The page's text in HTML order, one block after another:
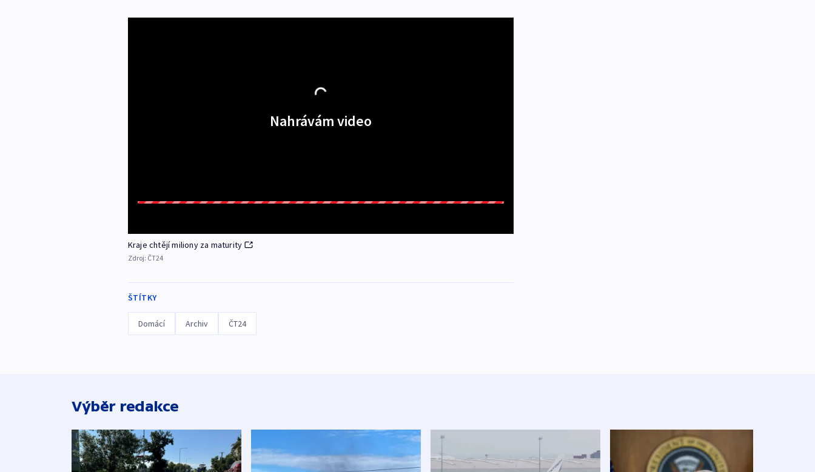
Nahrávám video
Kraje chtějí miliony za maturity
Zdroj: ČT24
ŠTÍTKY
Domácí Archiv ČT24
Výběr redakce